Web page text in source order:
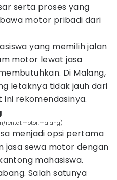
serta proses yang
motor pribadi dari
yang memilih jalan
motor lewat jasa
Di Malang,
letaknya tidak jauh dari
rekomendasinya.
rental.motor.malang)
menjadi opsi pertama
jasa sewa motor dengan
mahasiswa.
Salah satunya